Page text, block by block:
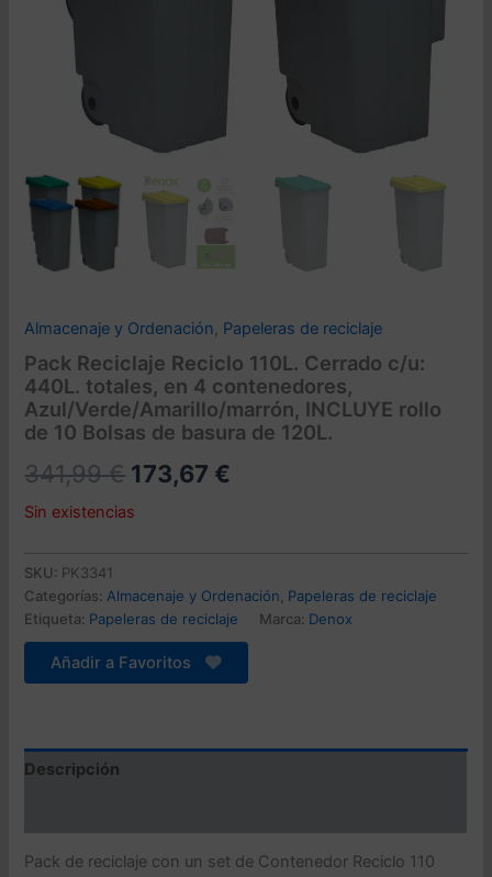
Almacenaje y Ordenación, Papeleras de reciclaje
Pack Reciclaje Reciclo 110L. Cerrado c/u:
440L. totales, en 4 contenedores,
Azul/Verde/Amarillo/marrón, INCLUYE rollo
de 10 Bolsas de basura de 120L.
341,99€ El
precio
era:
341,99 €.
173,67 €
es:
173,67 €.
Sin existencias
SKU: PK3341
Categorías: Almacenaje y Ordenación Papeleras de reciclaje
Etiqueta: Papeleras de reciclaje Marca: Denox
Añadir a Favoritos
Descripción
Pack de reciclaje con un set de Contenedor Reciclo 110